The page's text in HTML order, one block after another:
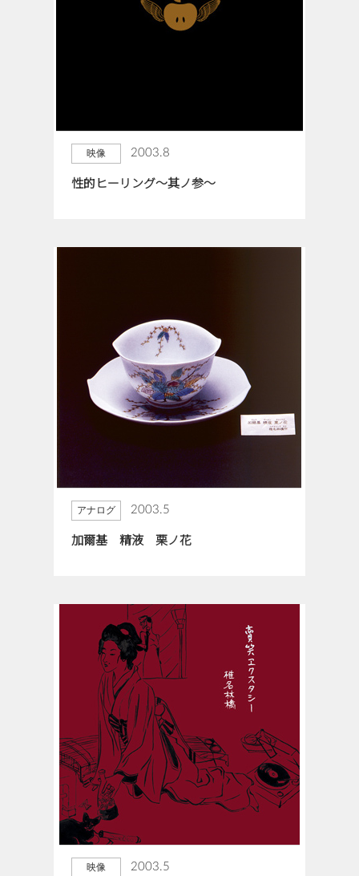
映像 2003.8
性的ヒーリング～其ノ参～
アナログ 2003.5
加爾基 精液 栗ノ花
映像 2003.5